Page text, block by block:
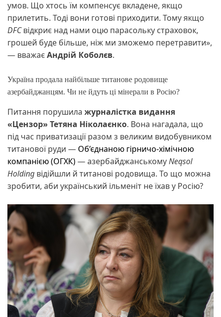
умов. Що хтось їм компенсує вкладене, якщо
прилетить. Тоді вони готові приходити. Тому якщо
DFCвідкриє над нами оцю парасольку страховок,
грошей буде більше, ніж ми зможемо перетравити»,
— вважаєАндрій Коболєв.
Україна продала найбільше титанове родовище
азербайджанцям. Чи не йдуть ці мінерали в Росію?
Питання порушила журналістка видання
«Цензор» Тетяна Ніколаєнко. Вона нагадала, що
під час приватизації разом з великим видобувником
титанової руди — Об’єднаною гірничо-хімічною
компанією (ОГХК)— азербайджанськомуNeqsol
Holding відійшли й титанові родовища. То що можна
зробити, аби український ільменіт не їхав у Росію?